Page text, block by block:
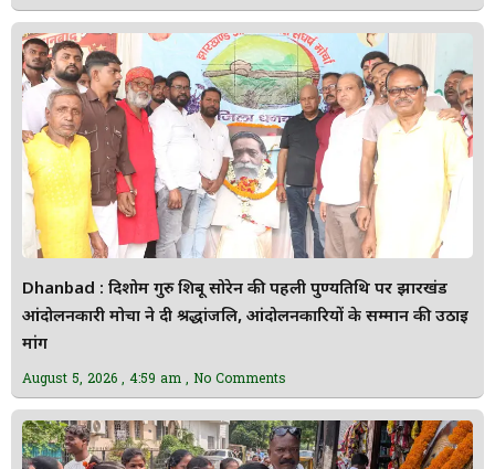
Dhanbad : दिशोम गुरु शिबू सोरेन की पहली पुण्यतिथि पर झारखंड
आंदोलनकारी मोर्चा ने दी श्रद्धांजलि, आंदोलनकारियों के सम्मान की उठाई
मांग
August 5, 2026 4:59 am No Comments